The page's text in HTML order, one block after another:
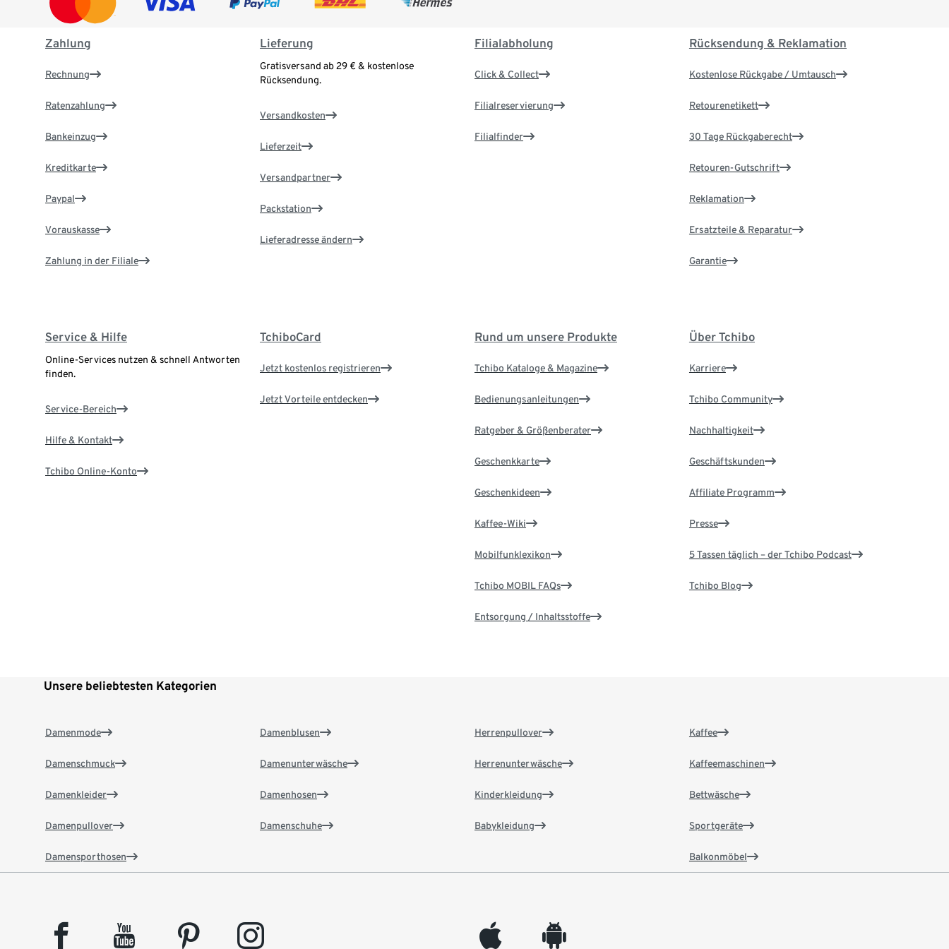
Zahlung
Rechnung
Ratenzahlung
Bankeinzug
Kreditkarte
Paypal
Vorauskasse
Zahlung in der Filiale
Lieferung
Gratisversand ab 29 € & kostenlose
Rücksendung.
Versandkosten
Lieferzeit
Versandpartner
Packstation
Lieferadresse ändern
Filialabholung
Click & Collect
Filialreservierung
Filialfinder
Rücksendung & Reklamation
Kostenlose Rückgabe / Umtausch
Retourenetikett
30 Tage Rückgaberecht
Retouren-Gutschrift
Reklamation
Ersatzteile & Reparatur
Garantie
Service & Hilfe
Online-Services nutzen & schnell Antworten
finden.
Service-Bereich
Hilfe & Kontakt
Tchibo Online-Konto
TchiboCard
Jetzt kostenlos registrieren
Jetzt Vorteile entdecken
Rund um unsere Produkte
Tchibo Kataloge & Magazine
Bedienungsanleitungen
Ratgeber & Größenberater
Geschenkkarte
Geschenkideen
Kaffee-Wiki
Mobilfunklexikon
Tchibo MOBIL FAQs
Entsorgung / Inhaltsstoffe
Über Tchibo
Karriere
Tchibo Community
Nachhaltigkeit
Geschäftskunden
Affiliate Programm
Presse
5 Tassen täglich – der Tchibo Podcast
Tchibo Blog
Unsere beliebtesten Kategorien
Damenmode
Damenschmuck
Damenkleider
Damenpullover
Damensporthosen
Damenblusen
Damenunterwäsche
Damenhosen
Damenschuhe
Herrenpullover
Herrenunterwäsche
Kinderkleidung
Babykleidung
Kaffee
Kaffeemaschinen
Bettwäsche
Sportgeräte
Balkonmöbel
facebook youtube pinterest instagram appleinc android